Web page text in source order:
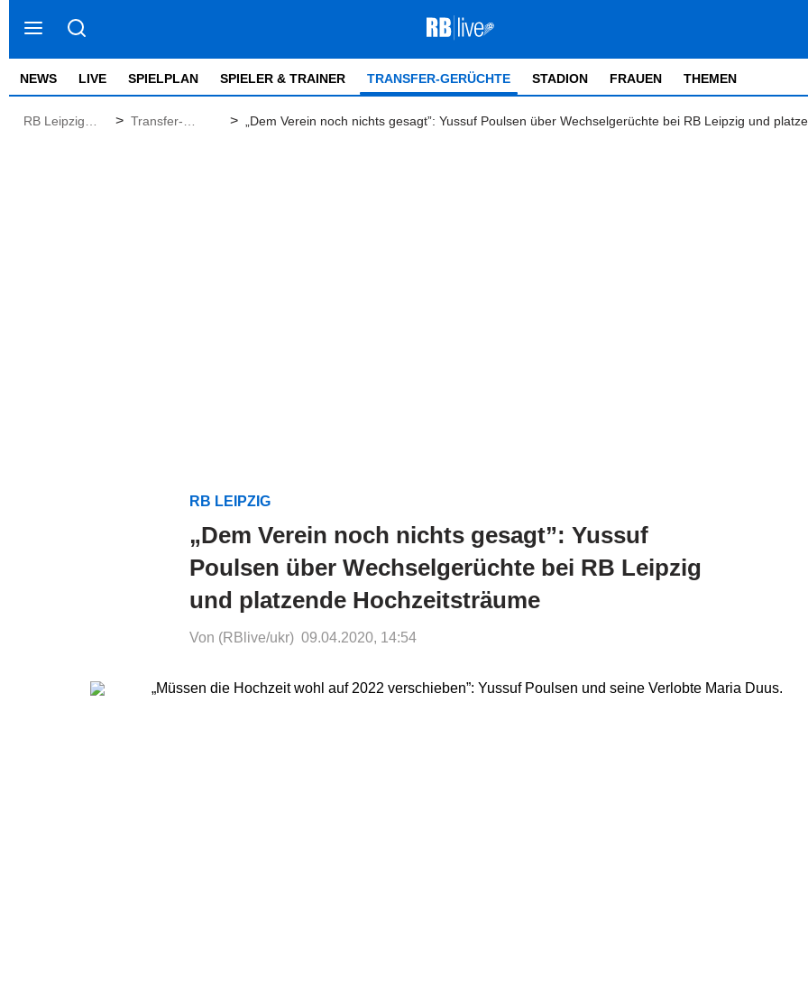
NEWS LIVE SPIELPLAN SPIELER & TRAINER TRANSFER-GERÜCHTE STADION FRAUEN THEMEN
RB Leipzig
> Transfer-
>
„Dem Verein noch nichts gesagt”: Yussuf Poulsen über Wechselgerüchte bei RB Leipzig und
RB LEIPZIG
„Dem Verein noch nichts gesagt”: Yussuf
Poulsen über Wechselgerüchte bei RB Leipzig
und platzende Hochzeitsträume
Von (RBlive/ukr) 09.04.2020, 14:54